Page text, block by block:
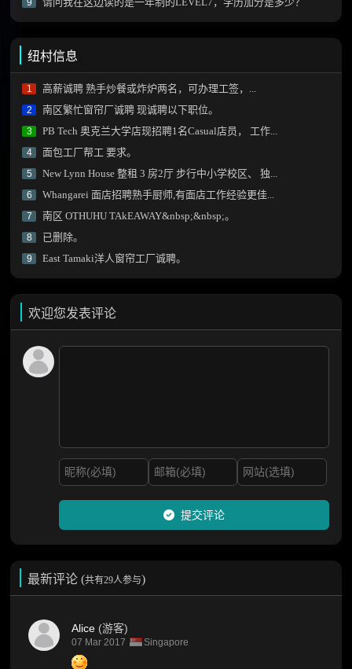
9
纽村信息
1 高薪诚聘 熟手炒餐或炸炉两名，可办理工签，...
2 南区繁忙窗帘厂诚聘 现诚聘以下职位。
3 PB Tech 奥克兰大学店现招聘1名Casual店员， 工作...
4 面包工厂帮工 要求。
5 New Lynn House 整租 3 房2厅 步行中小学校区、 独...
6 Whangarei 面店招聘熟手厨师,有面店工作经验更佳...
7 南区 OTHUHU TAkEAWAY&nbsp;&nbsp;。
8 已删除。
9 East Tamaki洋人窗帘工厂诚聘。
欢迎您发表评论
提交评论
最新评论 (共有29人参与)
Alice (游客)
07 Mar 2017 Singapore